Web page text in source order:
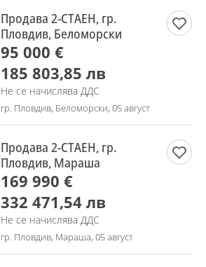
Продава 2-СТАЕН, гр.
Пловдив, Беломорски
95 000 €
185 803,85 лв
Не се начислява ДДС
гр. Пловдив, Беломорски, 05 август
Продава 2-СТАЕН, гр.
Пловдив, Мараша
169 990 €
332 471,54 лв
Не се начислява ДДС
гр. Пловдив, Мараша, 05 август